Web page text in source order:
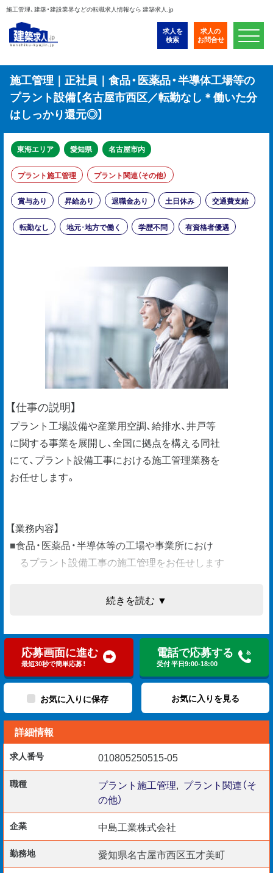
施工管理、建築・建設業界などの転職求人情報なら 建築求人.jp
求人を
検索
求人の
お問合せ
施工管理｜正社員｜食品・医薬品・半導体工場等の
プラント設備【名古屋市西区／転勤なし＊働いた分
はしっかり還元◎】
東海エリア 愛知県 名古屋市内
プラント施工管理 プラント関連（その他）
賞与あり 昇給あり 退職金あり 土日休み 交通費支給
転勤なし 地元･地方で働く 学歴不問 有資格者優遇
【仕事の説明】
プラント工場設備や産業用空調、給排水、井戸等
に関する事業を展開し、全国に拠点を構える同社
にて、プラント設備工事における施工管理業務を
お任せします。
【業務内容】
■食品・医薬品・半導体等の工場や事業所におけ
るプラント設備工事の施工管理をお任せします
・進捗管理
・引き渡し、等
【必須条件】
・プラント施工現場での実務経験
（設計・施工・メンテナンスなど）
・1級管工事施工管理技士
・2級管工事施工管理技士
※大手メーカー元請け案件多数
※プロジェクトはチームにて対応し出張対応等も
ございます
続きを読む ▼
応募画面に進む
最短30秒で簡単応募！
電話で応募する
受付 平日9:00-18:00
お気に入りに保存 お気に入りを見る
詳細情報
求人番号 010805250515-05
職種 プラント施工管理, プラント関連（そ
の他）
企業 中島工業株式会社
勤務地 愛知県名古屋市西区五才美町